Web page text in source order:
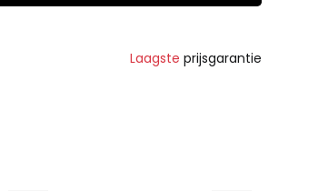
Laagste prijsgarantie